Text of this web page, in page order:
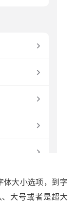
体大小选项，到字
大号或者是超大